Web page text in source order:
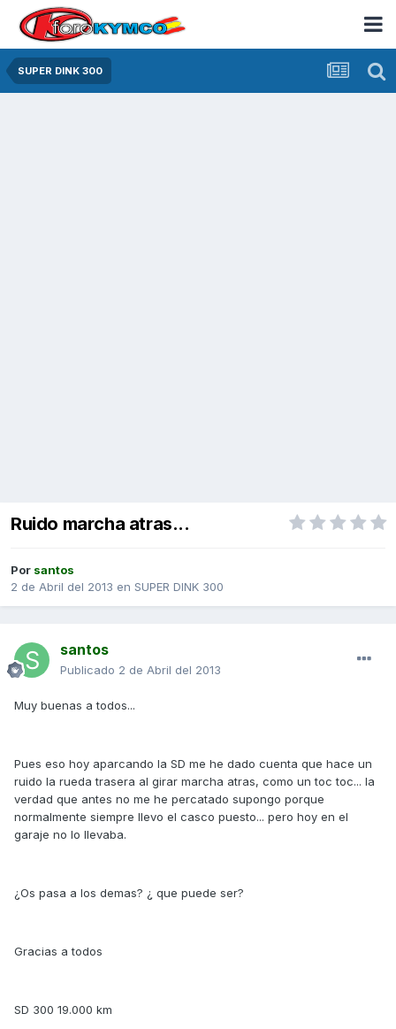
SUPER DINK 300
Ruido marcha atras...
Por santos
2 de Abril del 2013 en SUPER DINK 300
santos
Publicado 2 de Abril del 2013
Muy buenas a todos...
Pues eso hoy aparcando la SD me he dado cuenta que hace un
ruido la rueda trasera al girar marcha atras, como un toc toc... la
verdad que antes no me he percatado supongo porque
normalmente siempre llevo el casco puesto... pero hoy en el
garaje no lo llevaba.
¿Os pasa a los demas? ¿ que puede ser?
Gracias a todos
SD 300 19.000 km